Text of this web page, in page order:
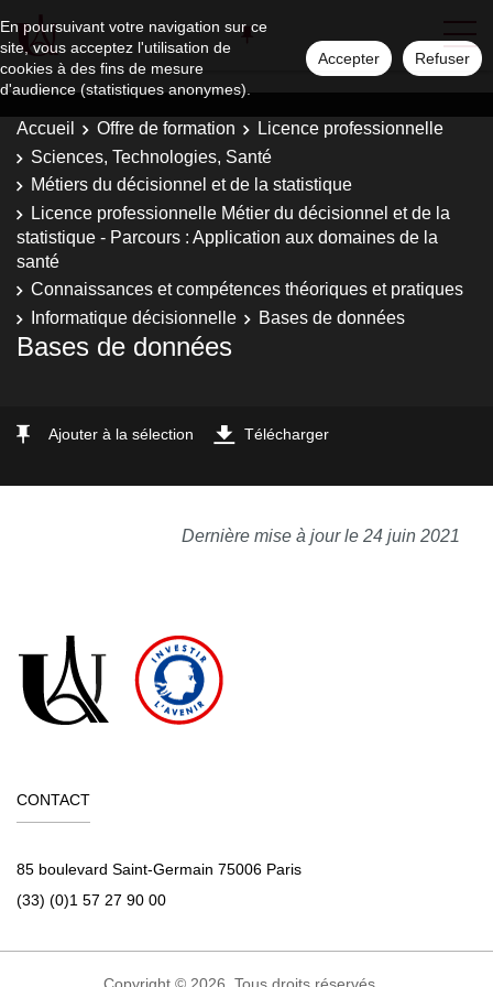
En poursuivant votre navigation sur ce
site, vous acceptez l'utilisation de
cookies à des fins de mesure
d'audience (statistiques anonymes).
Accepter Refuser
Accueil Offre de formation
Licence professionnelle
Sciences, Technologies, Santé
Métiers du décisionnel et de la statistique
Licence professionnelle Métier du décisionnel et de la
statistique - Parcours : Application aux domaines de la
santé
Connaissances et compétences théoriques et pratiques
Informatique décisionnelle
Bases de données
Bases de données
Ajouter à la sélection Télécharger
Dernière mise à jour le 24 juin 2021
CONTACT
85 boulevard Saint-Germain 75006 Paris
(33) (0)1 57 27 90 00